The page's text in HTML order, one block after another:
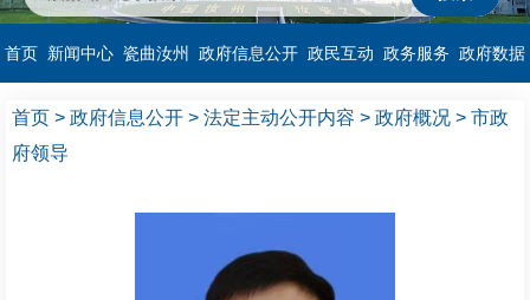
首页 新闻中心 瓷曲汝州 政府信息公开 政民互动 政务服务 政府数据
首页 > 政府信息公开 > 法定主动公开内容 > 政府概况 > 市政
府领导